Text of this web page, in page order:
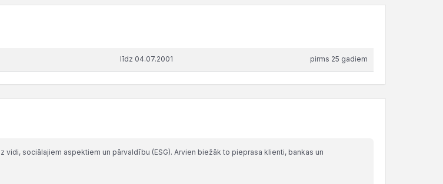
līdz 04.07.2001 pirms 25 gadiem
vidi, sociālajiem aspektiem un pārvaldību (ESG). Arvien biežāk to pieprasa klienti, bankas un